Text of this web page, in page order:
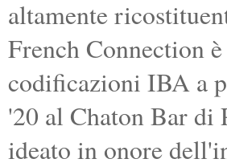
altamente
French Connection
codificazioni IBA a
'20 al Chaton Bar di
ideato in onore